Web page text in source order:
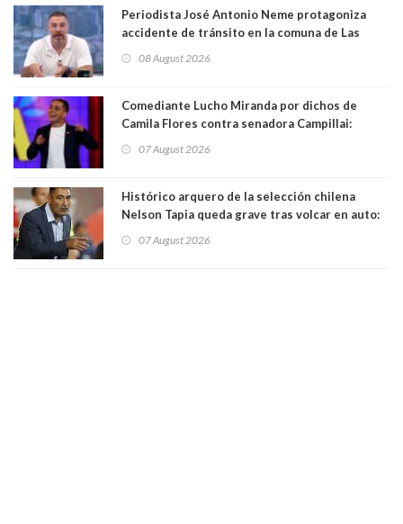
Periodista José Antonio Neme protagoniza
accidente de tránsito en la comuna de Las
08 August 2026
Comediante Lucho Miranda por dichos de
Camila Flores contra senadora Campillai:
forma de quitar dignidad"
07 August 2026
Histórico arquero de la selección chilena
Nelson Tapia queda grave tras volcar en auto:
07 August 2026